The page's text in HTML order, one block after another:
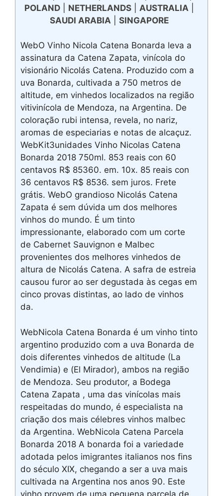
POLAND| NETHERLANDS| AUSTRALIA
SAUDI ARABIA
SINGAPORE
WebO Vinho Nicola Catena Bonarda leva a
assinatura da Catena Zapata, vinícola do
visionário Nicolás Catena. Produzido com a
uva Bonarda, cultivada a 750 metros de
altitude, em vinhedos localizados na região
vitivinícola de Mendoza, na Argentina. De
coloração rubi intensa, revela, no nariz,
aromas de especiarias e notas de alcaçuz.
WebKit3unidades Vinho Nicolas Catena
Bonarda 2018 750ml. 853 reais con 60
centavos R$ 85360. em. 10x. 85 reais con
36 centavos R$ 8536. sem juros. Frete
grátis. WebO grandioso Nicolás Catena
Zapata é sem dúvida um dos melhores
vinhos do mundo. É um tinto
impressionante, elaborado com um corte
de Cabernet Sauvignon e Malbec
provenientes dos melhores vinhedos de
altura de Nicolás Catena. A safra de estreia
causou furor ao ser degustada às cegas em
cinco provas distintas, ao lado de vinhos
da.
WebNicola Catena Bonarda é um vinho tinto
argentino produzido com a uva Bonarda de
dois diferentes vinhedos de altitude (La
Vendimia) e (El Mirador), ambos na região
de Mendoza. Seu produtor, a Bodega
Catena Zapata , uma das vinícolas mais
respeitadas do mundo, é especialista na
criação dos mais célebres vinhos malbec
da Argentina. WebNicola Catena Parcela
Bonarda 2018 A bonarda foi a variedade
adotada pelos imigrantes italianos nos fins
do século XIX, chegando a ser a uva mais
cultivada na Argentina nos anos 90. Este
vinho provem de uma pequena parcela de